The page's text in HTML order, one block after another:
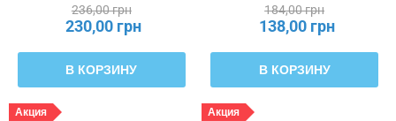
236,00 грн
230,00 грн
В КОРЗИНУ
184,00 грн
138,00 грн
В КОРЗИНУ
Акция
Акция